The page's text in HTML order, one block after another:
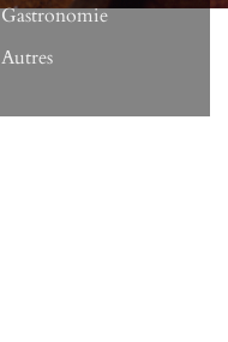
Gastronomie
Autres